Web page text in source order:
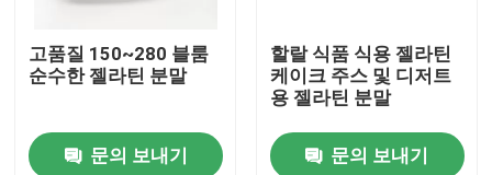
고품질 150~280 블룸
순수한 젤라틴 분말
문의 보내기
할랄 식품 식용 젤라틴
케이크 주스 및 디저트
용 젤라틴 분말
문의 보내기